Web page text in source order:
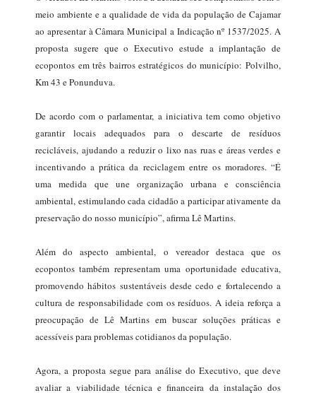
meio ambiente e a qualidade de vida da população de Cajamar
ao apresentar à Câmara Municipal a Indicação nº 1537/2025. A
proposta sugere que o Executivo estude a implantação de
ecopontos em três bairros estratégicos do município: Polvilho,
Km 43 e Ponunduva.
De acordo com o parlamentar, a iniciativa tem como objetivo
garantir locais adequados para o descarte de resíduos
recicláveis, ajudando a reduzir o lixo nas ruas e áreas verdes e
incentivando a prática da reciclagem entre os moradores. “É
uma medida que une organização urbana e consciência
ambiental, estimulando cada cidadão a participar ativamente da
preservação do nosso município”, afirma Lê Martins.
Além do aspecto ambiental, o vereador destaca que os
ecopontos também representam uma oportunidade educativa,
promovendo hábitos sustentáveis desde cedo e fortalecendo a
cultura de responsabilidade com os resíduos. A ideia reforça a
preocupação de Lê Martins em buscar soluções práticas e
acessíveis para problemas cotidianos da população.
Agora, a proposta segue para análise do Executivo, que deve
avaliar a viabilidade técnica e financeira da instalação dos